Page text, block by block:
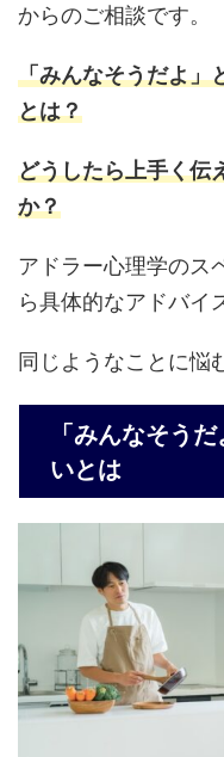
からのご相談です。
「みんなそうだよ」
とは？
どうしたら上手く伝
か？
アドラー心理学のス
ら具体的なアドバイ
同じようなことに悩
「みんなそう
いとは